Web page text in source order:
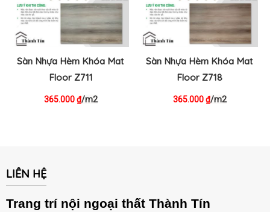
Sàn Nhựa Hèm Khóa Mat
Floor Z711
365.000₫/m2
Sàn Nhựa Hèm Khóa Mat
Floor Z718
365.000₫/m2
LIÊN HỆ
Trang trí nội ngoại thất Thành Tín